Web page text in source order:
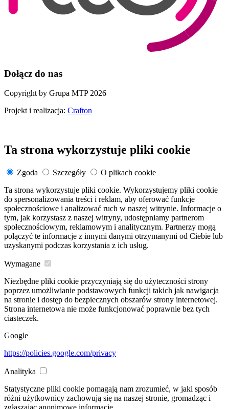
Dołącz do nas
Copyright by Grupa MTP 2026
Projekt i realizacja: Crafton
Ta strona wykorzystuje pliki cookie
Zgoda Szczegóły
O plikach cookie
Ta strona wykorzystuje pliki cookie. Wykorzystujemy pliki cookie
do spersonalizowania treści i reklam, aby oferować funkcje
społecznościowe i analizować ruch w naszej witrynie. Informacje o
tym, jak korzystasz z naszej witryny, udostępniamy partnerom
społecznościowym, reklamowym i analitycznym. Partnerzy mogą
połączyć te informacje z innymi danymi otrzymanymi od Ciebie lub
uzyskanymi podczas korzystania z ich usług.
Wymagane
Niezbędne pliki cookie przyczyniają się do użyteczności strony
poprzez umożliwianie podstawowych funkcji takich jak nawigacja
na stronie i dostęp do bezpiecznych obszarów strony internetowej.
Strona internetowa nie może funkcjonować poprawnie bez tych
ciasteczek.
Google
https://policies.google.com/privacy
Analityka
Statystyczne pliki cookie pomagają nam zrozumieć, w jaki sposób
różni użytkownicy zachowują się na naszej stronie, gromadząc i